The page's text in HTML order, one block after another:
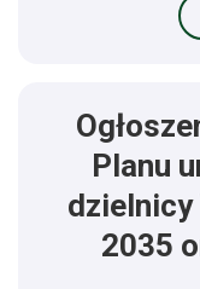
Planu
dzielnicy
2035